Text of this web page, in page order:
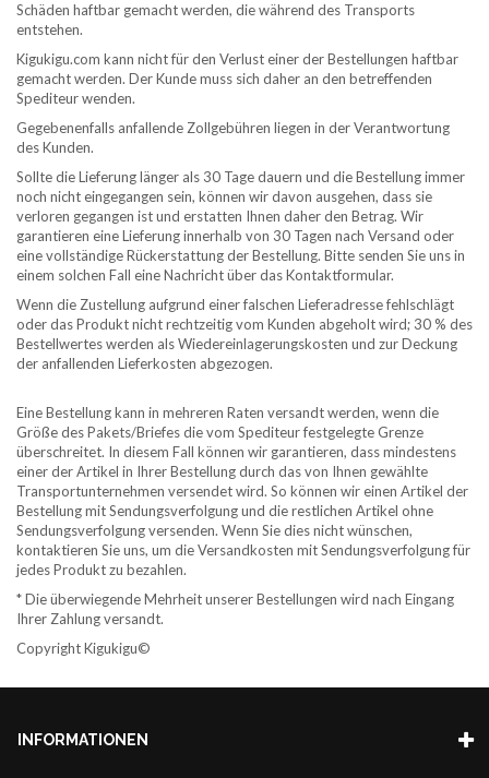
Schäden haftbar gemacht werden, die während des Transports
entstehen.
Kigukigu.com kann nicht für den Verlust einer der Bestellungen haftbar
gemacht werden. Der Kunde muss sich daher an den betreffenden
Spediteur wenden.
Gegebenenfalls anfallende Zollgebühren liegen in der Verantwortung
des Kunden.
Sollte die Lieferung länger als 30 Tage dauern und die Bestellung immer
noch nicht eingegangen sein, können wir davon ausgehen, dass sie
verloren gegangen ist und erstatten Ihnen daher den Betrag. Wir
garantieren eine Lieferung innerhalb von 30 Tagen nach Versand oder
eine vollständige Rückerstattung der Bestellung. Bitte senden Sie uns in
einem solchen Fall eine Nachricht über das Kontaktformular.
Wenn die Zustellung aufgrund einer falschen Lieferadresse fehlschlägt
oder das Produkt nicht rechtzeitig vom Kunden abgeholt wird; 30 % des
Bestellwertes werden als Wiedereinlagerungskosten und zur Deckung
der anfallenden Lieferkosten abgezogen.
Eine Bestellung kann in mehreren Raten versandt werden, wenn die
Größe des Pakets/Briefes die vom Spediteur festgelegte Grenze
überschreitet. In diesem Fall können wir garantieren, dass mindestens
einer der Artikel in Ihrer Bestellung durch das von Ihnen gewählte
Transportunternehmen versendet wird. So können wir einen Artikel der
Bestellung mit Sendungsverfolgung und die restlichen Artikel ohne
Sendungsverfolgung versenden. Wenn Sie dies nicht wünschen,
kontaktieren Sie uns, um die Versandkosten mit Sendungsverfolgung für
jedes Produkt zu bezahlen.
* Die überwiegende Mehrheit unserer Bestellungen wird nach Eingang
Ihrer Zahlung versandt.
Copyright Kigukigu©
INFORMATIONEN